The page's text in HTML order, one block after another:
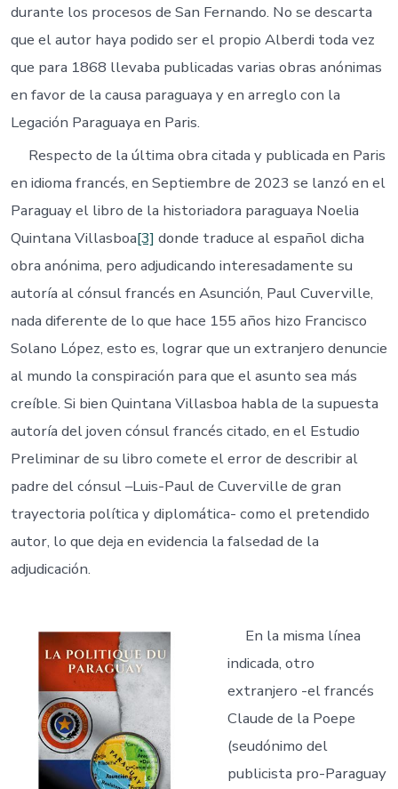
durante los procesos de San Fernando. No se descarta
que el autor haya podido ser el propio Alberdi toda vez
que para 1868 llevaba publicadas varias obras anónimas
en favor de la causa paraguaya y en arreglo con la
Legación Paraguaya en Paris.
Respecto de la última obra citada y publicada en Paris
en idioma francés, en Septiembre de 2023 se lanzó en el
Paraguay el libro de la historiadora paraguaya Noelia
Quintana Villasboa[3] donde traduce al español dicha
obra anónima, pero adjudicando interesadamente su
autoría al cónsul francés en Asunción, Paul Cuverville,
nada diferente de lo que hace 155 años hizo Francisco
Solano López, esto es, lograr que un extranjero denuncie
al mundo la conspiración para que el asunto sea más
creíble. Si bien Quintana Villasboa habla de la supuesta
autoría del joven cónsul francés citado, en el Estudio
Preliminar de su libro comete el error de describir al
padre del cónsul –Luis-Paul de Cuverville de gran
trayectoria política y diplomática- como el pretendido
autor, lo que deja en evidencia la falsedad de la
adjudicación.
En la misma línea
indicada, otro
extranjero -el francés
Claude de la Poepe
(seudónimo del
publicista pro-Paraguay